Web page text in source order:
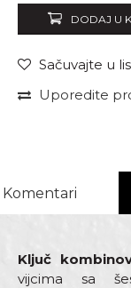
DODAJ U
Sačuvajte u
Uporedite
Komentari
Ključ
vijcima sa